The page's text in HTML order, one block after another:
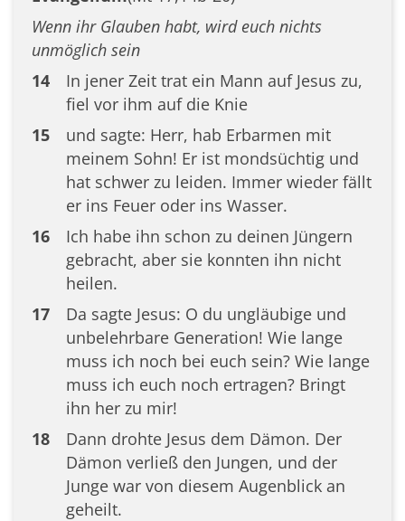
Wenn ihr Glauben habt, wird euch nichts
unmöglich sein
14
In jener Zeit trat ein Mann auf Jesus zu,
fiel vor ihm auf die Knie
15
und sagte: Herr, hab Erbarmen mit
meinem Sohn! Er ist mondsüchtig und
hat schwer zu leiden. Immer wieder fällt
er ins Feuer oder ins Wasser.
16
Ich habe ihn schon zu deinen Jüngern
gebracht, aber sie konnten ihn nicht
heilen.
17
Da sagte Jesus: O du ungläubige und
unbelehrbare Generation! Wie lange
muss ich noch bei euch sein? Wie lange
muss ich euch noch ertragen? Bringt
ihn her zu mir!
18
Dann drohte Jesus dem Dämon. Der
Dämon verließ den Jungen, und der
Junge war von diesem Augenblick an
geheilt.